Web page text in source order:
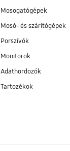
Mosogatógépek
Mosó- és szárítógépek
Porszívók
Monitorok
Adathordozók
Tartozékok